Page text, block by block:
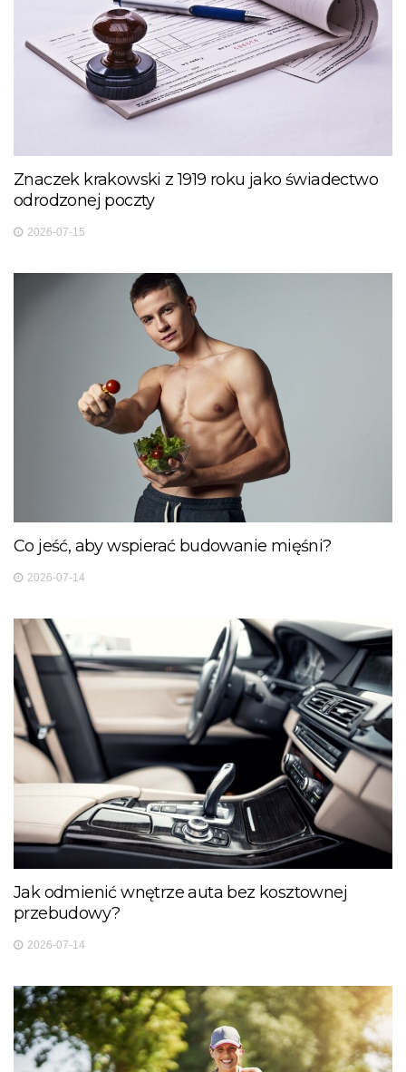
Znaczek krakowski z 1919 roku jako świadectwo
odrodzonej poczty
2026-07-15
Co jeść, aby wspierać budowanie mięśni?
2026-07-14
Jak odmienić wnętrze auta bez kosztownej
przebudowy?
2026-07-14